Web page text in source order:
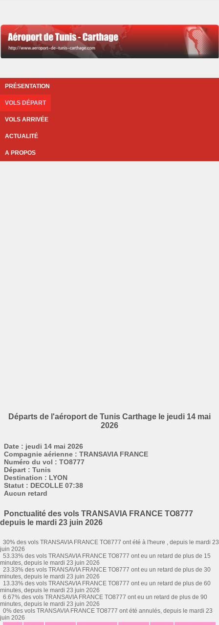
PRÉSENTATION
VOLS DÉPART
VOLS ARRIVÉE
ACTUALITÉ
A PROPOS
Départs de l'aéroport de Tunis Carthage le jeudi 14 mai
2026
Date : jeudi 14 mai 2026
Compagnie aérienne : TRANSAVIA FRANCE
Numéro du vol : TO8777
Départ : Tunis
Destination : LYON
Statut : DECOLLE 07:38
Aucun retard
Ponctualité des vols TRANSAVIA FRANCE TO8777
depuis le mardi 23 juin 2026
30% des vols TRANSAVIA FRANCE TO8777 ont été à l'heure , depuis le mardi 23
juin 2026
53.33% des vols TRANSAVIA FRANCE TO8777 ont eu un retard de plus de 15
minutes, depuis le mardi 23 juin 2026
23.33% des vols TRANSAVIA FRANCE TO8777 ont eu un retard de plus de 30
minutes, depuis le mardi 23 juin 2026
13.33% des vols TRANSAVIA FRANCE TO8777 ont eu un retard de plus de 60
minutes, depuis le mardi 23 juin 2026
6.67% des vols TRANSAVIA FRANCE TO8777 ont eu un retard de plus de 90
minutes, depuis le mardi 23 juin 2026
0% des vols TRANSAVIA FRANCE TO8777 ont été annulés, depuis le mardi 23
juin 2026